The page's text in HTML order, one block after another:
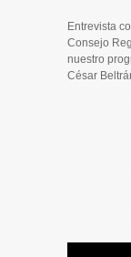
Entrevista
Consejo
nuestro
César